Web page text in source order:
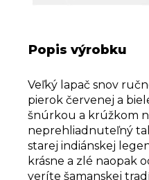
Popis výrobku
Veľký lapač snov
pierok červenej a
šnúrkou a krúžkom
neprehliadnuteľný
starej indiánskej
krásne a zlé naopak
veríte šamanskej